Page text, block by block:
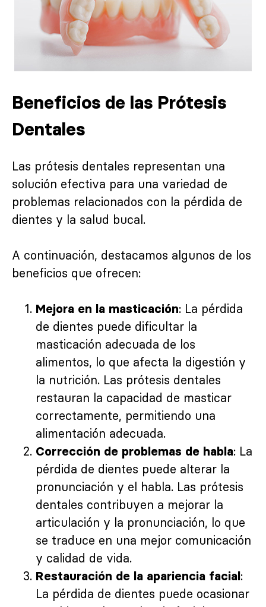
Beneficios de las Prótesis
Dentales
Las prótesis dentales representan una
solución efectiva para una variedad de
problemas relacionados con la pérdida de
dientes y la salud bucal.
A continuación, destacamos algunos de los
beneficios que ofrecen:
Mejora en la masticación: La pérdida
de dientes puede dificultar la
masticación adecuada de los
alimentos, lo que afecta la digestión y
la nutrición. Las prótesis dentales
restauran la capacidad de masticar
correctamente, permitiendo una
alimentación adecuada.
Corrección de problemas de habla: La
pérdida de dientes puede alterar la
pronunciación y el habla. Las prótesis
dentales contribuyen a mejorar la
articulación y la pronunciación, lo que
se traduce en una mejor comunicación
y calidad de vida.
Restauración de la apariencia facial:
La pérdida de dientes puede ocasionar